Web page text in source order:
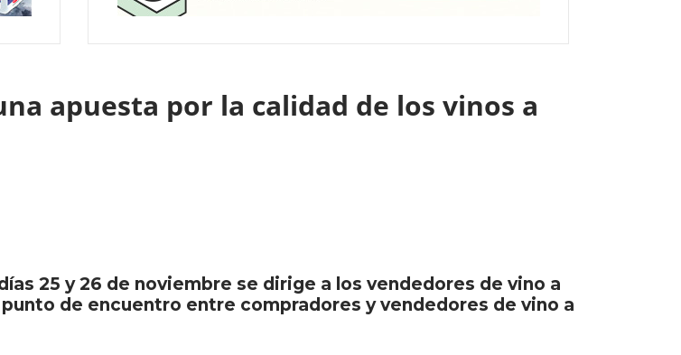
apuesta por la calidad de los vinos a
25 y 26 de noviembre se dirige a los vendedores de vino a
de encuentro entre compradores y vendedores de vino a